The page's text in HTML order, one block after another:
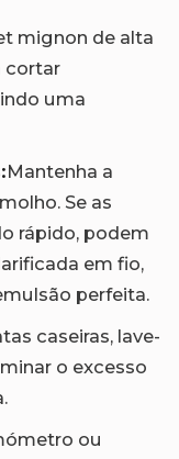
mignon de alta
cortar
uma
Mantenha a
Se as
rápido, podem
em fio,
perfeita.
caseiras, lave-
o excesso
ou